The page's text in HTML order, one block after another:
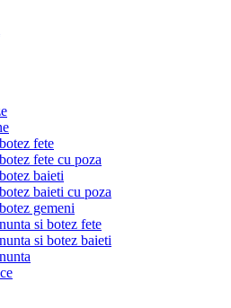
fete
fete cu poza
baieti
baieti cu poza
gemeni
si botez fete
si botez baieti